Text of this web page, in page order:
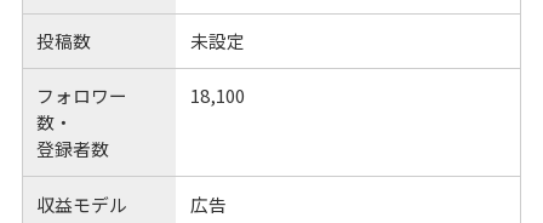
投稿数 未設定
フォロワー
数・
登録者数
18,100
収益モデル 広告